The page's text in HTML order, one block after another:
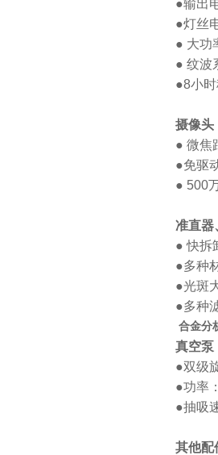
●输出
●灯丝
● 大功
● 纹波
●8小
摄像头
● 微焦
●免驱
● 500
准直器
● 快拆
●多种
●光斑
●多种
合金分
真空泵
●双级
●功率
●抽吸
其他配